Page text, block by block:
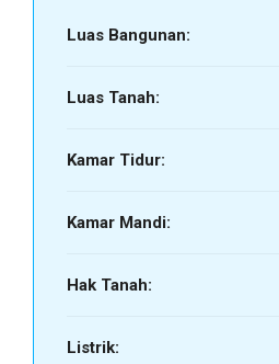
Luas Bangunan:
Luas Tanah:
Kamar Tidur:
Kamar Mandi:
Hak Tanah:
Listrik: